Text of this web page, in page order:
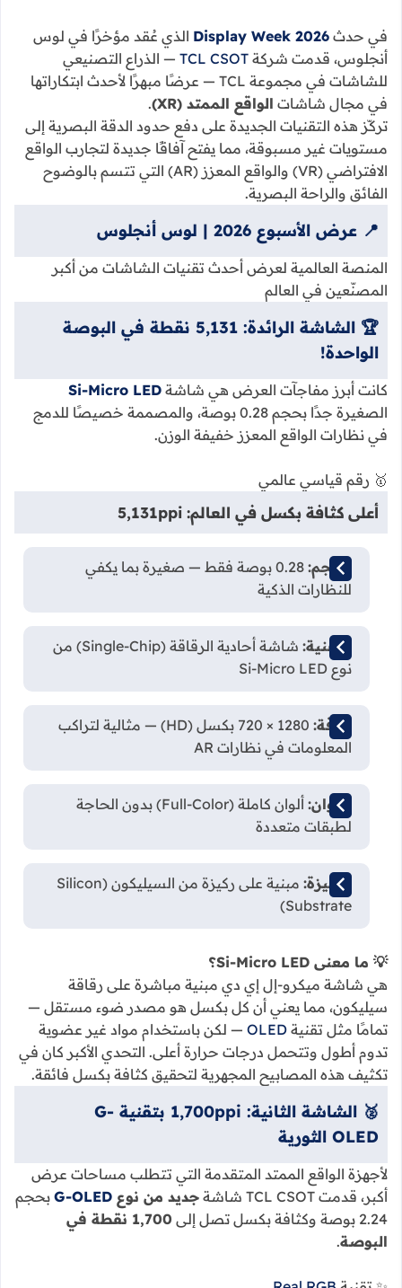
في حدث Display Week 2026 الذي عُقد مؤخرًا في لوس
أنجلوس، قدمت شركة TCL CSOT — الذراع التصنيعي
للشاشات في مجموعة TCL — عرضًا مبهرًا لأحدث ابتكاراتها
في مجال شاشات الواقع الممتد (XR)
.
تركّز هذه التقنيات الجديدة على دفع حدود الدقة البصرية إلى
مستويات غير مسبوقة، مما يفتح آفاقًا جديدة لتجارب الواقع
الافتراضي (VR) والواقع المعزز (AR) التي تتسم بالوضوح
الفائق والراحة البصرية.
📍 عرض الأسبوع 2026 | لوس أنجلوس
المنصة العالمية لعرض أحدث تقنيات الشاشات من أكبر
المصنّعين في العالم
🏆 الشاشة الرائدة: 5,131 نقطة في البوصة
الواحدة!
كانت أبرز مفاجآت العرض هي شاشة Si-Micro LED
الصغيرة جدًا بحجم 0.28 بوصة
، والمصممة خصيصًا للدمج
في نظارات الواقع المعزز خفيفة الوزن.
🥇 رقم قياسي عالمي
أعلى كثافة بكسل في العالم: 5,131ppi
الحجم:
0.28 بوصة فقط — صغيرة بما يكفي
للنظارات الذكية
التقنية:
شاشة أحادية الرقاقة (Single-Chip) من
نوع Si-Micro LED
الدقة:
1280 × 720 بكسل (HD) — مثالية لتراكب
المعلومات في نظارات AR
الألوان:
ألوان كاملة (Full-Color) بدون الحاجة
لطبقات متعددة
الركيزة:
مبنية على ركيزة من السيليكون (Silicon
Substrate)
💡 ما معنى Si-Micro LED؟
هي شاشة ميكرو-إل إي دي مبنية مباشرة على رقاقة
سيليكون، مما يعني أن كل بكسل هو مصدر ضوء مستقل —
تمامًا مثل تقنية OLED — لكن باستخدام مواد غير عضوية
تدوم أطول وتتحمل درجات حرارة أعلى. التحدي الأكبر كان في
تكثيف هذه المصابيح المجهرية لتحقيق كثافة بكسل فائقة.
🥈 الشاشة الثانية: 1,700ppi بتقنية G-
OLED الثورية
لأجهزة الواقع الممتد المتقدمة التي تتطلب مساحات عرض
أكبر، قدمت TCL CSOT شاشة
جديد من نوع G-OLED بحجم
2.24 بوصة
وكثافة بكسل تصل إلى
1,700 نقطة في
البوصة.